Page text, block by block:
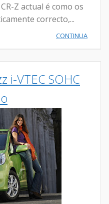
Z actual é como os
correcto,...
CONTINUA
i-VTEC SOHC